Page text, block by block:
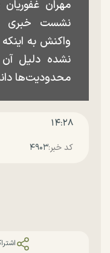
مهران غفوریان
نشست خبری
واکنش به
نشده دلیل
محدودیت‌ها
۱۴:۲۸
کد خبر:۴۹۰۳